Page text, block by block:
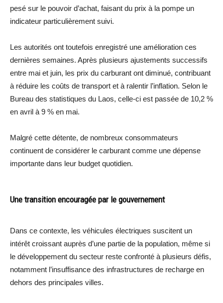
pesé sur le pouvoir d’achat, faisant du prix à la pompe un
indicateur particulièrement suivi.
Les autorités ont toutefois enregistré une amélioration ces
dernières semaines. Après plusieurs ajustements successifs
entre mai et juin, les prix du carburant ont diminué, contribuant
à réduire les coûts de transport et à ralentir l’inflation. Selon le
Bureau des statistiques du Laos, celle-ci est passée de 10,2 %
en avril à 9 % en mai.
Malgré cette détente, de nombreux consommateurs
continuent de considérer le carburant comme une dépense
importante dans leur budget quotidien.
Une transition encouragée par le gouvernement
Dans ce contexte, les véhicules électriques suscitent un
intérêt croissant auprès d’une partie de la population, même si
le développement du secteur reste confronté à plusieurs défis,
notamment l’insuffisance des infrastructures de recharge en
dehors des principales villes.